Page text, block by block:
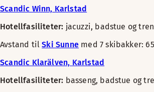
Scandic Winn, Karlstad
Hotellfasiliteter: jacuzzi, badstue og
Avstand tilSki Sunne med 7 skibakker:
Scandic Klarälven, Karlstad
Hotellfasiliteter: basseng, badstue og